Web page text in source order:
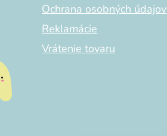
Ochrana osobných údajov
Reklamácie
Vrátenie tovaru